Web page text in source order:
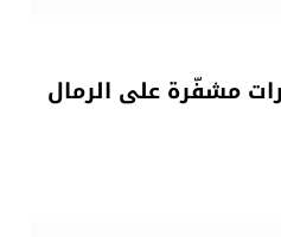
مشفّرة على الرمال